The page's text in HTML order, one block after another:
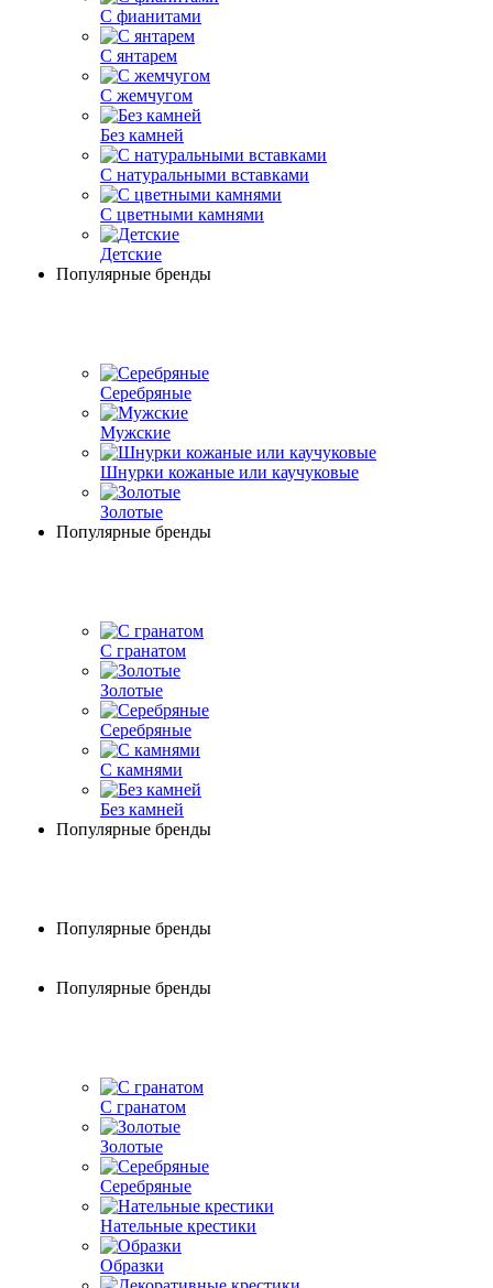
С фианитами
С янтарем
С жемчугом
Без камней
С натуральными вставками
С цветными камнями
Детские
Популярные бренды
Серебряные
Мужские
Шнурки кожаные или каучуковые
Золотые
Популярные бренды
С гранатом
Золотые
Серебряные
С камнями
Без камней
Популярные бренды
Популярные бренды
Популярные бренды
С гранатом
Золотые
Серебряные
Нательные крестики
Образки